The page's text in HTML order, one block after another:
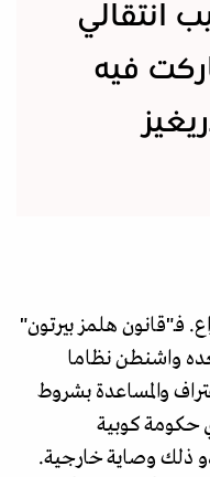
انتقالي
فيه
فـ"قانون هلمز بيرتون"
واشنطن نظاما
والمساعدة بشروط
حكومة كوبية
ذلك وصاية خارجية.